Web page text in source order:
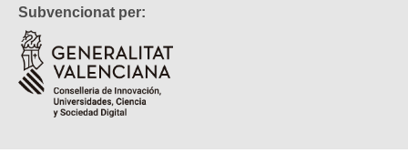
Subvencionat per: